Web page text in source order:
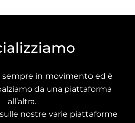
sempre in movimento ed è
da una piattaforma
all’altra.
nostre varie piattaforme